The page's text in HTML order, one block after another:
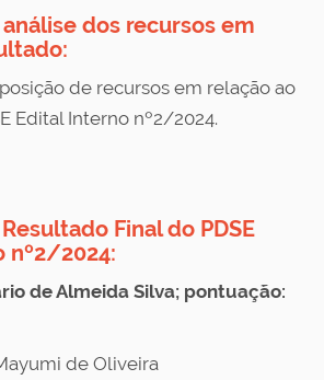
análise dos recursos em
:
de recursos em relação ao
Edital Interno nº2/2024.
Final do PDSE
nº2/2024:
de Almeida Silva; pontuação:
de Oliveira